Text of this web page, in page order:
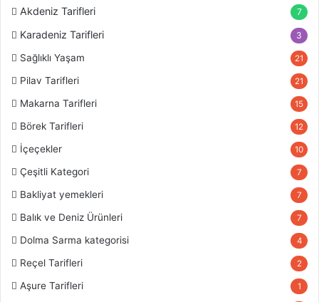
Akdeniz Tarifleri 7
Karadeniz Tarifleri 3
Sağlıklı Yaşam 21
Pilav Tarifleri 21
Makarna Tarifleri 15
Börek Tarifleri 12
İçeçekler 10
Çeşitli Kategori 7
Bakliyat yemekleri 7
Balık ve Deniz Ürünleri 7
Dolma Sarma kategorisi 4
Reçel Tarifleri 2
Aşure Tarifleri 1